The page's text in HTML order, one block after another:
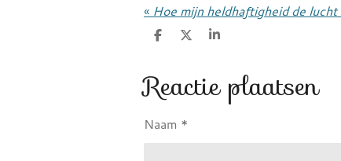
«
D
e
n
D
S
e
Reactie plaatsen
Naam *